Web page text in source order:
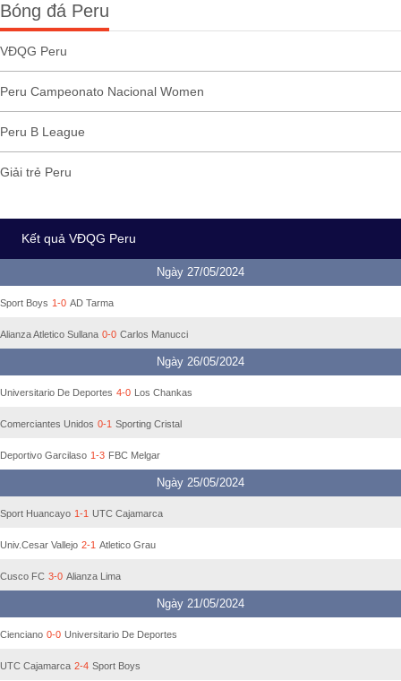
Bóng đá Peru
VĐQG Peru
Peru Campeonato Nacional Women
Peru B League
Giải trẻ Peru
Kết quả VĐQG Peru
Ngày 27/05/2024
Sport Boys 1-0 AD Tarma
Alianza Atletico Sullana 0-0 Carlos Manucci
Ngày 26/05/2024
Universitario De Deportes 4-0 Los Chankas
Comerciantes Unidos 0-1 Sporting Cristal
Deportivo Garcilaso 1-3 FBC Melgar
Ngày 25/05/2024
Sport Huancayo 1-1 UTC Cajamarca
Univ.Cesar Vallejo 2-1 Atletico Grau
Cusco FC 3-0 Alianza Lima
Ngày 21/05/2024
Cienciano 0-0 Universitario De Deportes
UTC Cajamarca 2-4 Sport Boys